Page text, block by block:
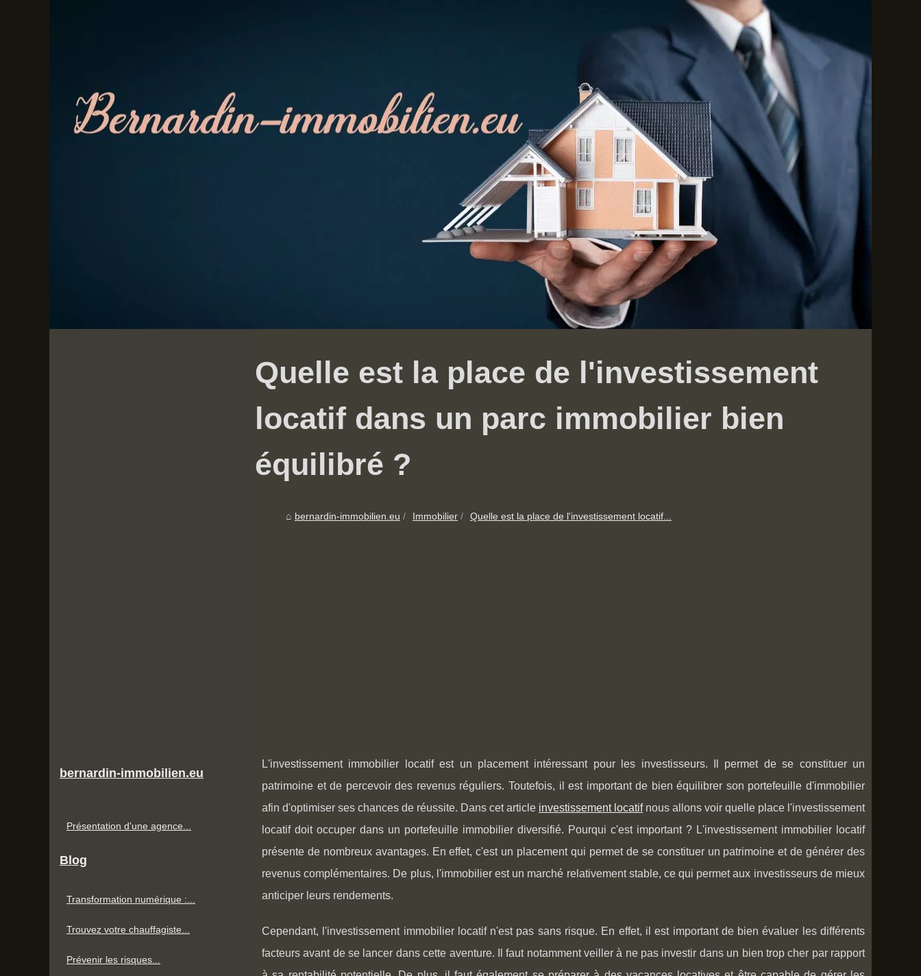
Quelle est la place de l'investissement
locatif dans un parc immobilier bien
équilibré ?
bernardin-immobilien.eu Immobilier Quelle est la place de l'investissement locatif...
L'investissement immobilier locatif est un placement intéressant pour les investisseurs. Il permet de se constituer un
patrimoine et de percevoir des revenus réguliers. Toutefois, il est important de bien équilibrer son portefeuille d'immobilier
afin d'optimiser ses chances de réussite. Dans cet article investissement locatifnous allons voir quelle place l'investissement
locatif doit occuper dans un portefeuille immobilier diversifié. Pourqui c'est important ? L'investissement immobilier locatif
présente de nombreux avantages. En effet, c'est un placement qui permet de se constituer un patrimoine et de générer des
revenus complémentaires. De plus, l'immobilier est un marché relativement stable, ce qui permet aux investisseurs de mieux
anticiper leurs rendements.
Cependant, l'investissement immobilier locatif n'est pas sans risque. En effet, il est important de bien évaluer les différents
facteurs avant de se lancer dans cette aventure. Il faut notamment veiller à ne pas investir dans un bien trop cher par rapport
bernardin-immobilien.eu
Présentation d'une agence...
Blog
Transformation numérique :...
Trouvez votre chauffagiste...
Prévenir les risques...